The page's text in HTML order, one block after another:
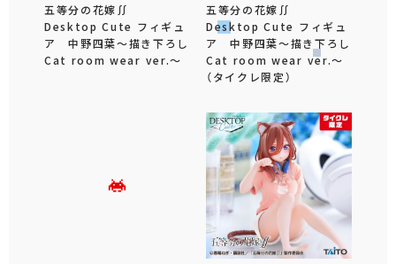
五等分の花嫁∬
Desktop Cute フィギュ
ア 中野四葉～描き下ろし
Cat room wear ver.～
五等分の花嫁∬
Desktop Cute フィギュ
ア 中野四葉～描き下ろし
Cat room wear ver.～
（タイクレ限定）